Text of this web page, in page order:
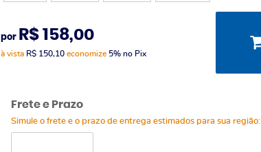
por R$ 158,00
à vista R$ 150,10economize 5% no Pix
Frete e Prazo
Simule o frete e o prazo de entrega estimados para sua região: